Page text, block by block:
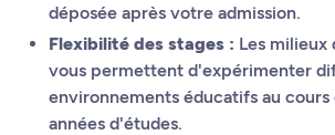
déposée après votre admission.
Flexibilité des stages : Les milieux
vous permettent d'expérimenter
environnements éducatifs au cours
années d'études.